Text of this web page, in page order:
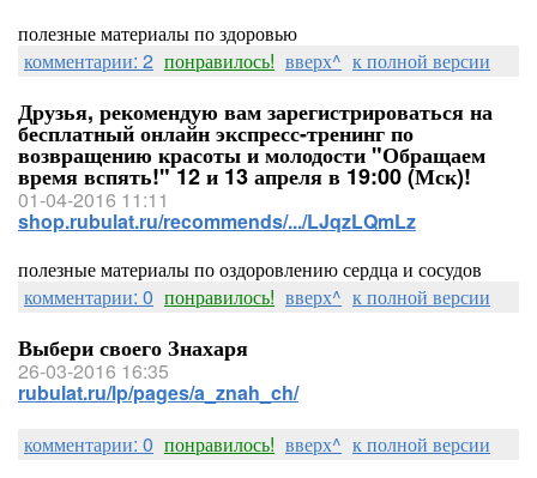
полезные материалы по здоровью
комментарии: 2 понравилось! вверх^ к полной версии
Друзья, рекомендую вам зарегистрироваться на
бесплатный онлайн экспресс-тренинг по
возвращению красоты и молодости "Обращаем
время вспять!" 12 и 13 апреля в 19:00 (Мск)!
01-04-2016 11:11
shop.rubulat.ru/recommends/.../LJqzLQmLz
полезные материалы по оздоровлению сердца и сосудов
комментарии: 0 понравилось! вверх^ к полной версии
Выбери своего Знахаря
26-03-2016 16:35
rubulat.ru/lp/pages/a_znah_ch/
комментарии: 0 понравилось! вверх^ к полной версии